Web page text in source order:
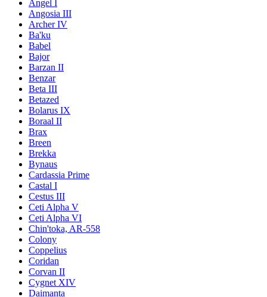
Angel I
Angosia III
Archer IV
Ba'ku
Babel
Bajor
Barzan II
Benzar
Beta III
Betazed
Bolarus IX
Boraal II
Brax
Breen
Brekka
Bynaus
Cardassia Prime
Castal I
Cestus III
Ceti Alpha V
Ceti Alpha VI
Chin'toka, AR-558
Colony
Coppelius
Coridan
Corvan II
Cygnet XIV
Daimanta